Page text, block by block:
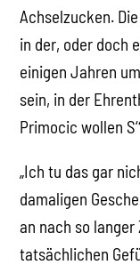
Achselzucken.
in der, oder doch
einigen Jahren
sein, in der
Primocic wollen
„Ich tu das gar
damaligen
an nach so
tatsächlichen